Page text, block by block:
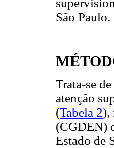
São Paulo.
Trata-se
atenção
(Tabela 2),
(CGDEN)
Estado de